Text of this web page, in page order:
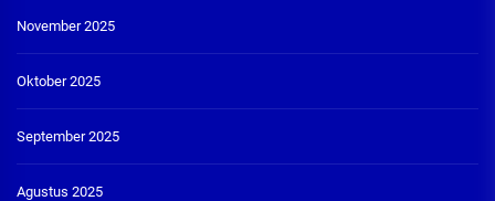
November 2025
Oktober 2025
September 2025
Agustus 2025